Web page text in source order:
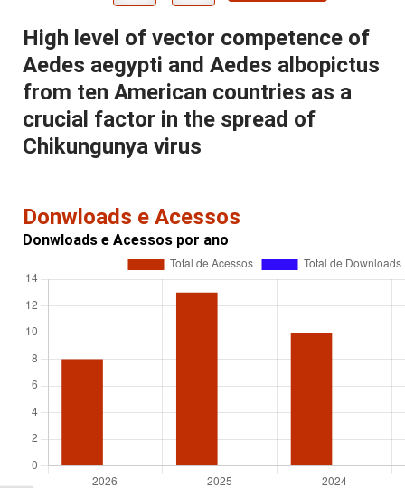
High level of vector competence of
Aedes aegypti and Aedes albopictus
from ten American countries as a
crucial factor in the spread of
Chikungunya virus
Donwloads e Acessos
Donwloads e Acessos por ano